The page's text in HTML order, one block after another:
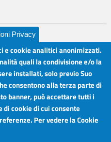
e
- Siracusa
Orari sportelli:
Dal Lunedì al Venerdì ore
8.30 - 12.00
Martedì anche 15.45 - 17.45
Privacy
e cookie analitici anonimizzati.
quali la condivisione e/o la
installati, solo previo Suo
consentono alla terza parte di
banner, può accettare tutti i
cookie di cui consente
Per vedere la Cookie